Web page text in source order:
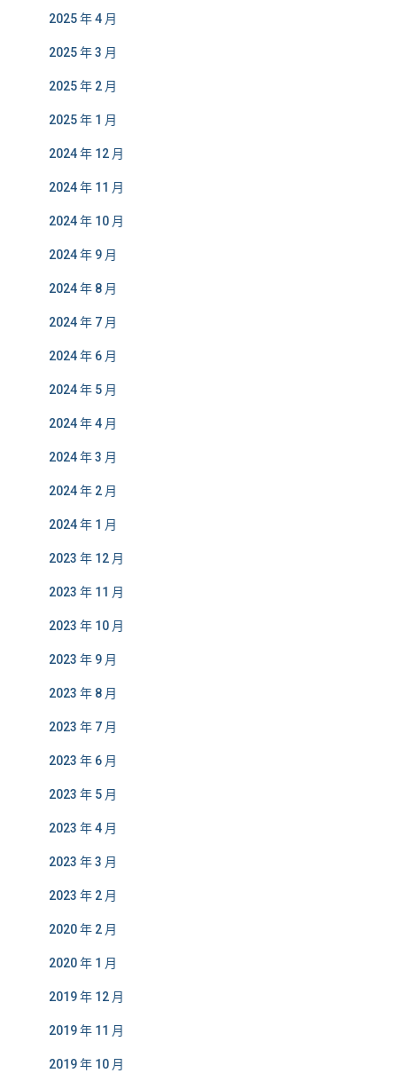
2025 年 4 月
2025 年 3 月
2025 年 2 月
2025 年 1 月
2024 年 12 月
2024 年 11 月
2024 年 10 月
2024 年 9 月
2024 年 8 月
2024 年 7 月
2024 年 6 月
2024 年 5 月
2024 年 4 月
2024 年 3 月
2024 年 2 月
2024 年 1 月
2023 年 12 月
2023 年 11 月
2023 年 10 月
2023 年 9 月
2023 年 8 月
2023 年 7 月
2023 年 6 月
2023 年 5 月
2023 年 4 月
2023 年 3 月
2023 年 2 月
2020 年 2 月
2020 年 1 月
2019 年 12 月
2019 年 11 月
2019 年 10 月